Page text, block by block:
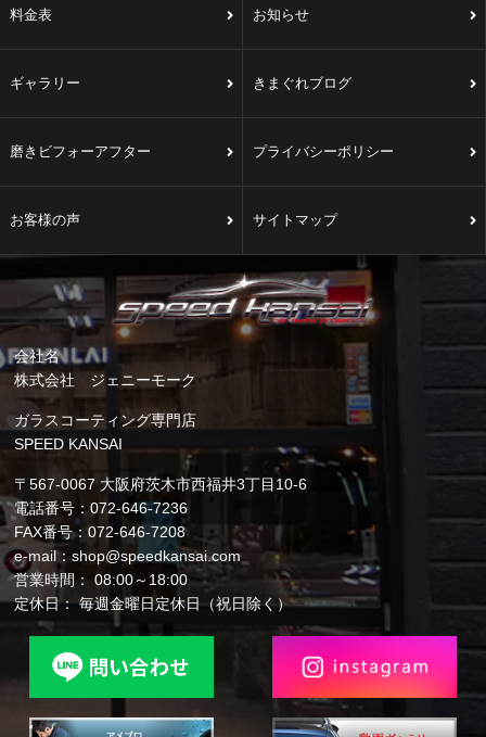
料金表 お知らせ
ギャラリー きまぐれブログ
磨きビフォーアフター プライバシーポリシー
お客様の声 サイトマップ
会社名
株式会社 ジェニーモーク
ガラスコーティング専門店
SPEED KANSAI
〒567-0067 大阪府茨木市西福井3丁目10-6
電話番号：072-646-7236
FAX番号：072-646-7208
e-mail：shop@speedkansai.com
営業時間： 08:00～18:00
定休日： 毎週金曜日定休日（祝日除く）